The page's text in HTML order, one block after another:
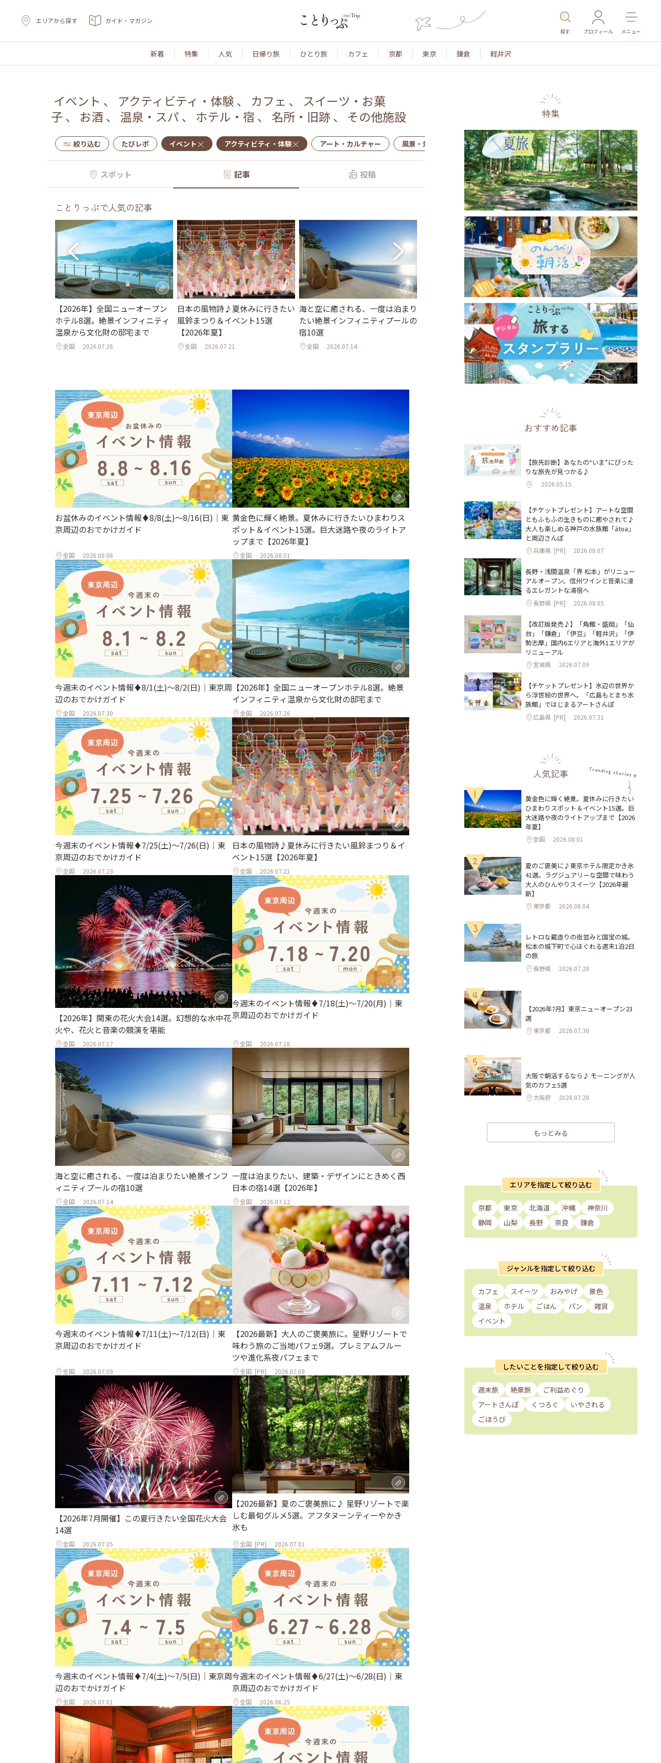
エリアから探す ガイド・マガジン
探す プロフィール メニュー
新着 特集 人気 日帰り旅 ひとり旅 カフェ 京都 東京 鎌倉 軽井沢
イベント 、 アクティビティ・体験 、 カフェ 、 スイーツ・お菓
子 、 お酒 、 温泉・スパ 、 ホテル・宿 、 名所・旧跡 、 その他施設
絞り込む たびレポ イベント アクティビティ・体験 アート・カルチャー 風景・景色 名所・旧跡 温泉・スパ その他施設
スポット 記事 投稿
ことりっぷで人気の記事
【2026年】全国ニューオープン
ホテル8選。絶景インフィニティ
温泉から文化財の邸宅まで
全国 2026.07.26
日本の風物詩♪夏休みに行きたい
風鈴まつり＆イベント15選
【2026年夏】
全国 2026.07.21
海と空に癒される、一度は泊まり
たい絶景インフィニティプールの
宿10選
全国 2026.07.14
お盆休みのイベント情報
♦︎8/8(土)〜8/16(日)｜東京周辺
のおでかけガイド
2026.08.06
お盆休みのイベント情報♦︎8/8(土)〜8/16(日)｜東
京周辺のおでかけガイド
全国 2026.08.06
黄金色に輝く絶景。夏休みに行きたいひまわりス
ポット＆イベント15選。巨大迷路や夜のライトア
ップまで【2026年夏】
全国 2026.08.01
今週末のイベント情報♦︎8/1(土)〜8/2(日)｜東京周
辺のおでかけガイド
全国 2026.07.30
【2026年】全国ニューオープンホテル8選。絶景
インフィニティ温泉から文化財の邸宅まで
全国 2026.07.26
今週末のイベント情報♦︎7/25(土)〜7/26(日)｜東
京周辺のおでかけガイド
全国 2026.07.23
日本の風物詩♪夏休みに行きたい風鈴まつり＆イ
ベント15選【2026年夏】
全国 2026.07.21
【2026年】関東の花火大会14選。幻想的な水中花
火や、花火と音楽の競演を堪能
全国 2026.07.17
今週末のイベント情報♦︎7/18(土)〜7/20(月)｜東
京周辺のおでかけガイド
全国 2026.07.16
海と空に癒される、一度は泊まりたい絶景インフ
ィニティプールの宿10選
全国 2026.07.14
一度は泊まりたい、建築・デザインにときめく西
日本の宿14選【2026年】
全国 2026.07.12
今週末のイベント情報♦︎7/11(土)〜7/12(日)｜東
京周辺のおでかけガイド
全国 2026.07.09
【2026最新】大人のご褒美旅に。星野リゾートで
味わう旅のご当地パフェ9選。プレミアムフルー
ツや進化系夜パフェまで
全国 [PR] 2026.07.08
【2026年7月開催】この夏行きたい全国花火大会
14選
全国 2026.07.05
【2026最新】夏のご褒美旅に♪ 星野リゾートで楽
しむ最旬グルメ5選。アフタヌーンティーやかき
氷も
全国 [PR] 2026.07.01
今週末のイベント情報♦︎7/4(土)〜7/5(日)｜東京周
辺のおでかけガイド
全国 2026.07.01
今週末のイベント情報♦︎6/27(土)〜6/28(日)｜東
京周辺のおでかけガイド
全国 2026.06.25
特集
おすすめ記事
【旅先診断】あなたの“いま”にぴった
りな旅先が見つかる♪
2026.05.15
【チケットプレゼント】アートな空間
ともふもふの生きものに癒やされて♪
大人も楽しめる神戸の水族館「átoa」
と周辺さんぽ
兵庫県 [PR] 2026.08.07
長野・浅間温泉「界 松本」がリニュー
アルオープン。信州ワインと音楽に浸
るエレガントな湯宿へ
長野県 [PR] 2026.08.05
【改訂版発売♪】「角館・盛岡」「仙
台」「鎌倉」「伊豆」「軽井沢」「伊
勢志摩」国内6エリアと海外1エリアが
リニューアル
宮城県 2026.07.09
【チケットプレゼント】水辺の世界か
ら浮世絵の世界へ。「広島もとまち水
族館」ではじまるアートさんぽ
広島県 [PR] 2026.07.31
人気記事
1
黄金色に輝く絶景。夏休みに行きたい
ひまわりスポット＆イベント15選。巨
大迷路や夜のライトアップまで【2026
年夏】
全国 2026.08.01
2
夏のご褒美に♪東京ホテル限定かき氷
41選。ラグジュアリーな空間で味わう
大人のひんやりスイーツ【2026年最
新】
東京都 2026.08.04
3
レトロな蔵造りの街並みと国宝の城。
松本の城下町で心ほぐれる週末1泊2日
の旅
長野県 2026.07.28
4
【2026年7月】東京ニューオープン23
選
東京都 2026.07.30
5
大阪で朝活するなら♪ モーニングが人
気のカフェ5選
大阪府 2026.07.28
もっとみる
エリアを指定して絞り込む
京都 東京 北海道 沖縄
神奈川
静岡
山梨 長野 奈良 鎌倉
ジャンルを指定して絞り込む
カフェ スイーツ おみやげ
景色
温泉
ホテル ごはん パン
雑貨
イベント
したいことを指定して絞り込む
週末旅 絶景旅
ご利益めぐり
アートさんぽ
くつろぐ
いやされる
ごほうび